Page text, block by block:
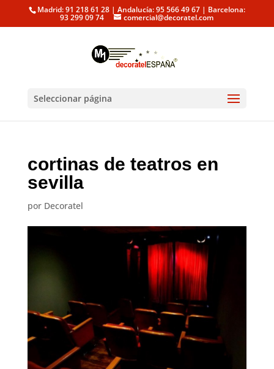
Madrid: 91 218 61 28 | Andalucía: 95 566 49 67 | Barcelona:
93 299 09 74 comercial@decoratel.com
Seleccionar página
cortinas de teatros en
sevilla
por Decoratel